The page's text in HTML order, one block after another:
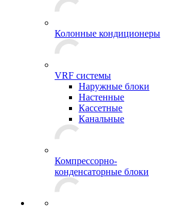
Колонные кондиционеры
VRF системы
Наружные блоки
Настенные
Кассетные
Канальные
Компрессорно-
конденсаторные блоки